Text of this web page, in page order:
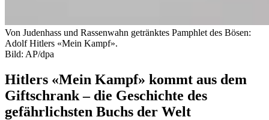
Von Judenhass und Rassenwahn getränktes Pamphlet des Bösen:
Adolf Hitlers «Mein Kampf».
Bild: AP/dpa
Hitlers «Mein Kampf» kommt aus dem
Giftschrank – die Geschichte des
gefährlichsten Buchs der Welt